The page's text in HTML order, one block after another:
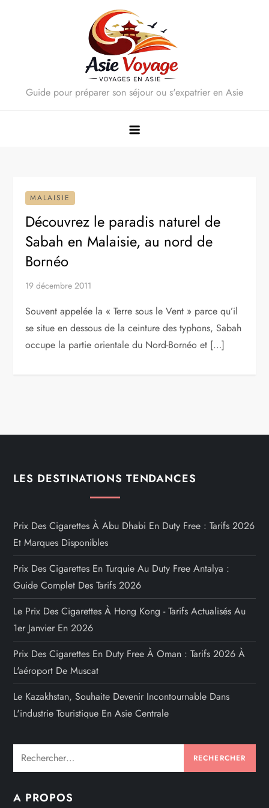
Guide pour préparer son séjour ou s'expatrier en Asie
MALAISIE
Découvrez le paradis naturel de
Sabah en Malaisie, au nord de
Bornéo
19 décembre 2011
Souvent appelée la « Terre sous le Vent » parce qu’il
se situe en dessous de la ceinture des typhons, Sabah
occupe la partie orientale du Nord-Bornéo et […]
LES DESTINATIONS TENDANCES
Prix Des Cigarettes À Abu Dhabi En Duty Free : Tarifs 2026
Et Marques Disponibles
Prix Des Cigarettes En Turquie Au Duty Free Antalya :
Guide Complet Des Tarifs 2026
Le Prix Des Cigarettes À Hong Kong - Tarifs Actualisés Au
1er Janvier En 2026
Prix Des Cigarettes En Duty Free À Oman : Tarifs 2026 À
L'aéroport De Muscat
Le Kazakhstan, Souhaite Devenir Incontournable Dans
L'industrie Touristique En Asie Centrale
Rechercher :
A PROPOS